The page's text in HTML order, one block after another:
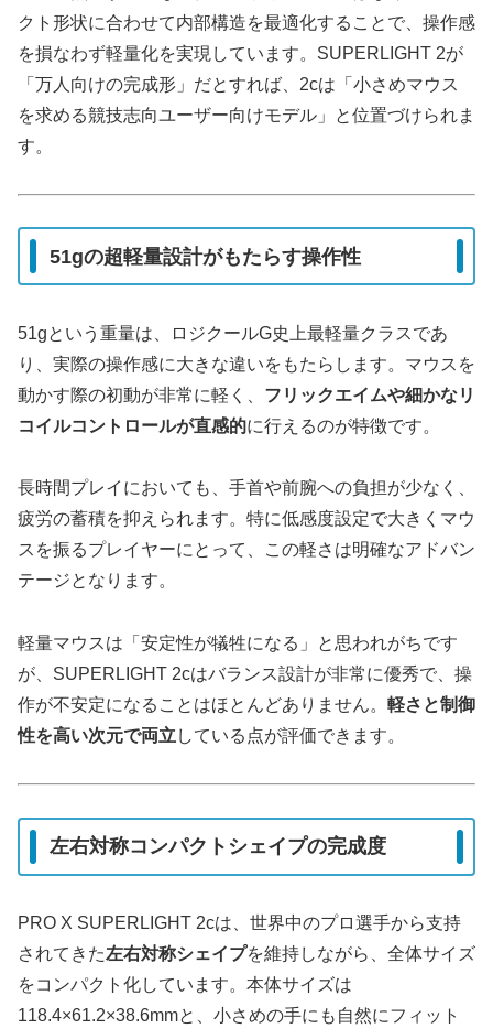
クト形状に合わせて内部構造を最適化することで、操作感
を損なわず軽量化を実現しています。SUPERLIGHT 2が
「万人向けの完成形」だとすれば、2cは「小さめマウス
を求める競技志向ユーザー向けモデル」と位置づけられま
す。
51gの超軽量設計がもたらす操作性
51gという重量は、ロジクールG史上最軽量クラスであ
り、実際の操作感に大きな違いをもたらします。マウスを
動かす際の初動が非常に軽く、 フリックエイムや細かなリ
コイルコントロールが直感的に行えるのが特徴です。
長時間プレイにおいても、手首や前腕への負担が少なく、
疲労の蓄積を抑えられます。特に低感度設定で大きくマウ
スを振るプレイヤーにとって、この軽さは明確なアドバン
テージとなります。
軽量マウスは「安定性が犠牲になる」と思われがちです
が、SUPERLIGHT 2cはバランス設計が非常に優秀で、操
作が不安定になることはほとんどありません。 軽さと制御
性を高い次元で両立 している点が評価できます。
左右対称コンパクトシェイプの完成度
PRO X SUPERLIGHT 2cは、世界中のプロ選手から支持
されてきた左右対称シェイプを維持しながら、全体サイズ
をコンパクト化しています。本体サイズは
118.4×61.2×38.6mmと、小さめの手にも自然にフィット